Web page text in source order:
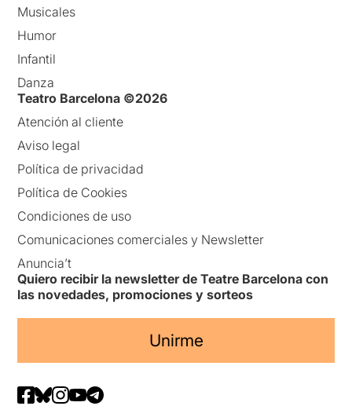
Musicales
Humor
Infantil
Danza
Teatro Barcelona ©2026
Atención al cliente
Aviso legal
Política de privacidad
Política de Cookies
Condiciones de uso
Comunicaciones comerciales y Newsletter
Anuncia’t
Quiero recibir la newsletter de Teatre Barcelona con
las novedades, promociones y sorteos
Unirme